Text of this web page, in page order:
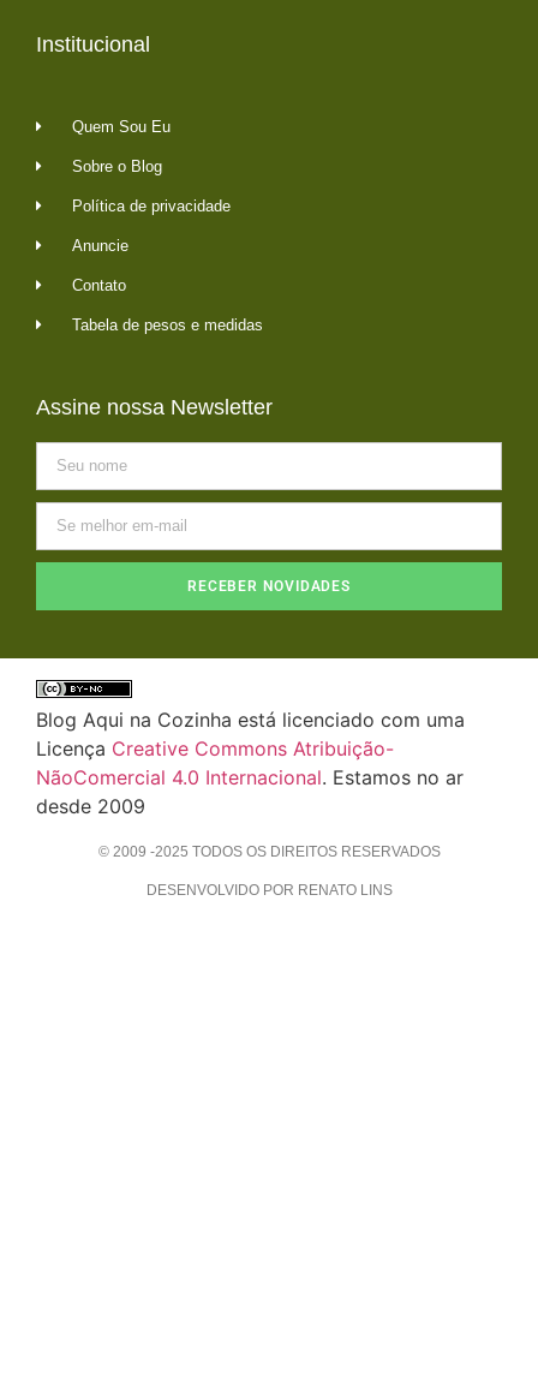
Institucional
Quem Sou Eu
Sobre o Blog
Política de privacidade
Anuncie
Contato
Tabela de pesos e medidas
Assine nossa Newsletter
RECEBER NOVIDADES
Blog Aqui na Cozinha está licenciado com uma
Licença Creative Commons Atribuição-
NãoComercial 4.0 Internacional. Estamos no ar
desde 2009
© 2009 -2025 TODOS OS DIREITOS RESERVADOS
DESENVOLVIDO POR RENATO LINS